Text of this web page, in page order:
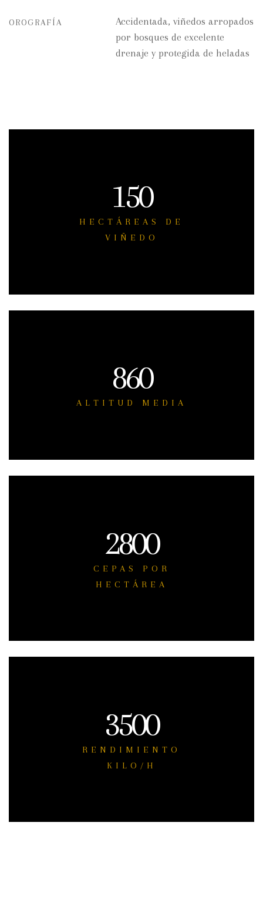
OROGRAFÍA
Accidentada, viñedos arropados
por bosques de excelente
drenaje y protegida de heladas
150
HECTÁREAS DE
VIÑEDO
860
ALTITUD MEDIA
2800
CEPAS POR
HECTÁREA
3500
RENDIMIENTO
KILO/H